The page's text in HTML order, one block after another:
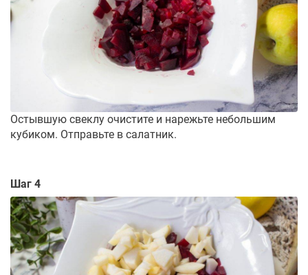
Остывшую свеклу очистите и нарежьте небольшим
кубиком. Отправьте в салатник.
Шаг 4